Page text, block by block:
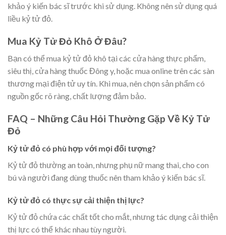
khảo ý kiến bác sĩ trước khi sử dụng. Không nên sử dụng quá
liều kỷ tử đỏ.
Mua Kỷ Tử Đỏ Khô Ở Đâu?
Bạn có thể mua kỷ tử đỏ khô tại các cửa hàng thực phẩm,
siêu thị, cửa hàng thuốc Đông y, hoặc mua online trên các sàn
thương mại điện tử uy tín. Khi mua, nên chọn sản phẩm có
nguồn gốc rõ ràng, chất lượng đảm bảo.
FAQ – Những Câu Hỏi Thường Gặp Về Kỷ Tử
Đỏ
Kỷ tử đỏ có phù hợp với mọi đối tượng?
Kỷ tử đỏ thường an toàn, nhưng phụ nữ mang thai, cho con
bú và người đang dùng thuốc nên tham khảo ý kiến bác sĩ.
Kỷ tử đỏ có thực sự cải thiện thị lực?
Kỷ tử đỏ chứa các chất tốt cho mắt, nhưng tác dụng cải thiện
thị lực có thể khác nhau tùy người.